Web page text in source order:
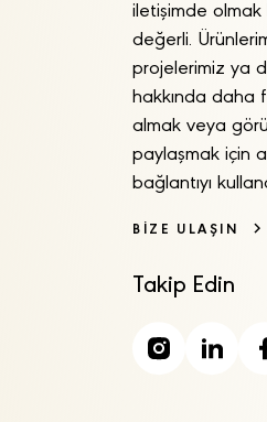
iletişimde olmak
değerli.
projelerimiz ya
hakkında daha
almak veya
paylaşmak için
bağlantıyı
BİZE ULAŞIN
Takip Edin